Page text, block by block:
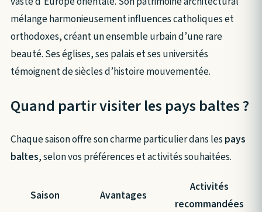
mélange harmonieusement influences catholiques et
orthodoxes, créant un ensemble urbain d’une rare
beauté. Ses églises, ses palais et ses universités
témoignent de siècles d’histoire mouvementée.
Quand partir visiter les pays baltes ?
Chaque saison offre son charme particulier dans lespays
baltes, selon vos préférences et activités souhaitées.
Saison Avantages
Activités
recommandées